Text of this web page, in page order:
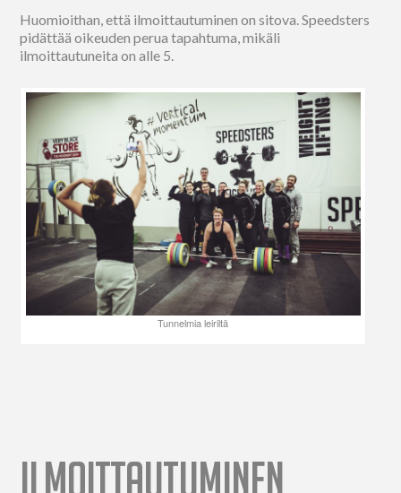
Huomioithan, että ilmoittautuminen on sitova. Speedsters
pidättää oikeuden perua tapahtuma, mikäli
ilmoittautuneita on alle 5.
Tunnelmia leiriltä
ILMOITTAUTUMINEN